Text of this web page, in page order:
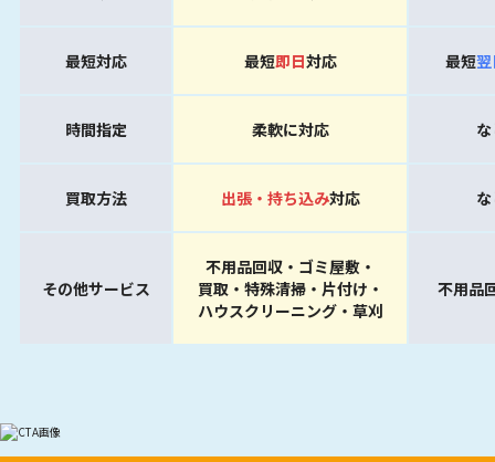
最短対応 最短即日対応 最短翌
時間指定 柔軟に対応
買取方法 出張・持ち込み対応
その他サービス
不用品回収・ゴミ屋敷・
買取・特殊清掃・片付け・
ハウスクリーニング・草刈
不用品